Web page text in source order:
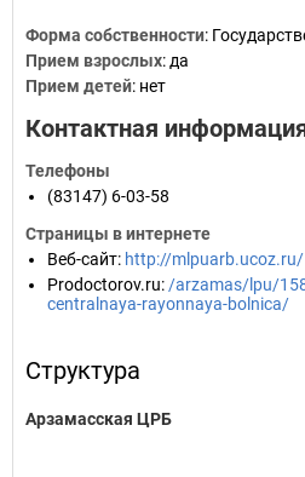
Форма собственности:
Прием взрослых: да
Прием детей: нет
Контактная
Телефоны
(83147) 6-03-58
Страницы в интернете
Веб-сайт: http://mlpuarb.ucoz.ru/
Prodoctorov.ru: /arzamas/lpu/
centralnaya-rayonnaya-bolnica/
Структура
Арзамасская ЦРБ